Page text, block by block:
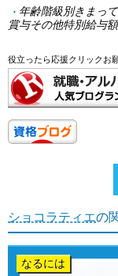
年齢階級別きまっ
賞与その他特別給与額
役立ったら応援クリックお
ショコラティエの
なるには